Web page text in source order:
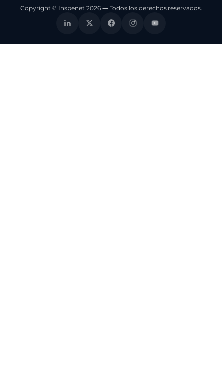
Copyright © Inspenet 2026 — Todos los derechos reservados.